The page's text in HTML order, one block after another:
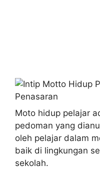
Moto hidup pelajar
pedoman yang
oleh pelajar dalam
baik di lingkungan
sekolah.